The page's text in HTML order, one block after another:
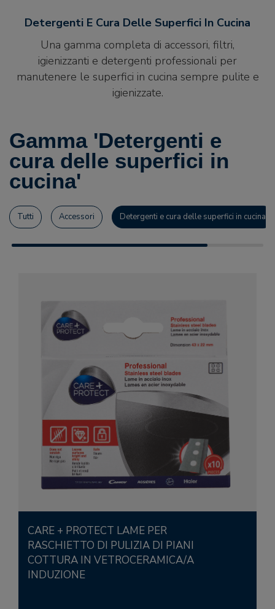
Detergenti E Cura Delle Superfici In Cucina
Una gamma completa di accessori, filtri,
igienizzanti e detergenti professionali per
manutenere le superfici in cucina sempre pulite e
igienizzate.
Gamma 'Detergenti e
cura delle superfici in
cucina'
Tutti Accessori Detergenti e cura delle superfici in cucina
CARE + PROTECT LAME PER
RASCHIETTO DI PULIZIA DI PIANI
COTTURA IN VETROCERAMICA/A
INDUZIONE